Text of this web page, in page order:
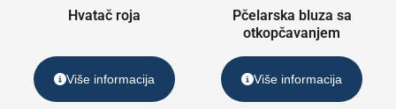
Hvatač roja
Više informacija
Pčelarska bluza sa
otkopčavanjem
Više informacija